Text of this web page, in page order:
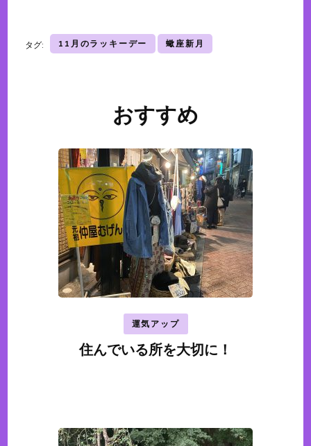
タグ: 11月のラッキーデー 蠍座新月
おすすめ
運気アップ
住んでいる所を大切に！